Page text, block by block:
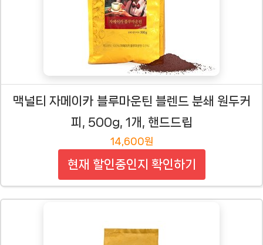
맥널티 자메이카 블루마운틴 블렌드 분쇄 원두커
피, 500g, 1개, 핸드드립
14,600원
현재 할인중인지 확인하기